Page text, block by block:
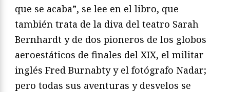
que se acaba”, se lee en el libro, que
también trata de la diva del teatro Sarah
Bernhardt y de dos pioneros de los globos
aeroestáticos de finales del XIX, el militar
inglés Fred Burnabty y el fotógrafo Nadar;
pero todas sus aventuras y desvelos se